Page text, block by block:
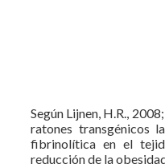
Según Lijnen, H.R.,
ratones transgénicos
fibrinolítica en el
reducción de la